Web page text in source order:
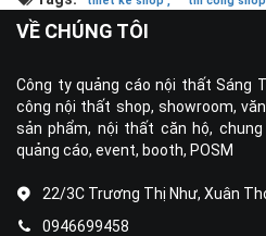
VỀ CHÚNG TÔI
Công ty quảng cáo nội thất Sáng
công nội thất shop, showroom,
sản phẩm, nội thất căn hộ,
quảng cáo, event, booth, POSM
22/3C Trương Thị Như, Xuân
0946699458